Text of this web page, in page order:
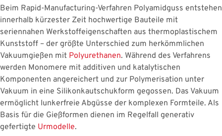
Beim Rapid-Manufacturing-Verfahren Polyamidguss entstehen
innerhalb kürzester Zeit hochwertige Bauteile mit
seriennahen Werkstoffeigenschaften aus thermoplastischem
Kunststoff – der größte Unterschied zum herkömmlichen
Vakuumgießen mit Polyurethanen. Während des Verfahrens
werden Monomere mit additiven und katalytischen
Komponenten angereichert und zur Polymerisation unter
Vakuum in eine Silikonkautschukform gegossen. Das Vakuum
ermöglicht lunkerfreie Abgüsse der komplexen Formteile. Als
Basis für die Gießformen dienen im Regelfall generativ
gefertigte Urmodelle.